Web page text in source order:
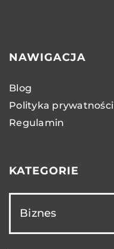
NAWIGACJA
Blog
Polityka prywatności
Regulamin
KATEGORIE
Biznes